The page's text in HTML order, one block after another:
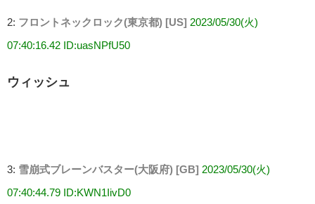
2: フロントネックロック(東京都) [US] 2023/05/30(火)
07:40:16.42 ID:uasNPfU50
ウィッシュ
3: 雪崩式ブレーンバスター(大阪府) [GB] 2023/05/30(火)
07:40:44.79 ID:KWN1IivD0